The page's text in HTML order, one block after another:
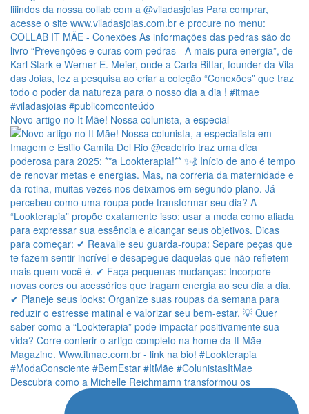
Novo artigo no It Mãe! Nossa colunista, a especial
Descubra como a Michelle Reichmamn transformou os